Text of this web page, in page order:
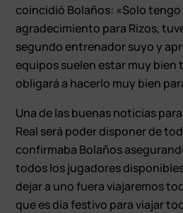
coincidió Bolaños: «Solo tengo
agradecimiento para Rizos,
segundo entrenador suyo y
equipos suelen estar muy bien
obligará a hacerlo muy bien
Una de las buenas noticias
Real será poder disponer de
confirmaba Bolaños
todos los jugadores
dejar a uno fuera viajaremos
que es día festivo para viajar